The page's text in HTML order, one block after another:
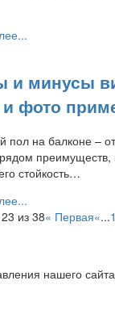
минусы
и фото
пол на балконе –
стойкость…
из 38« Первая«...
нашего